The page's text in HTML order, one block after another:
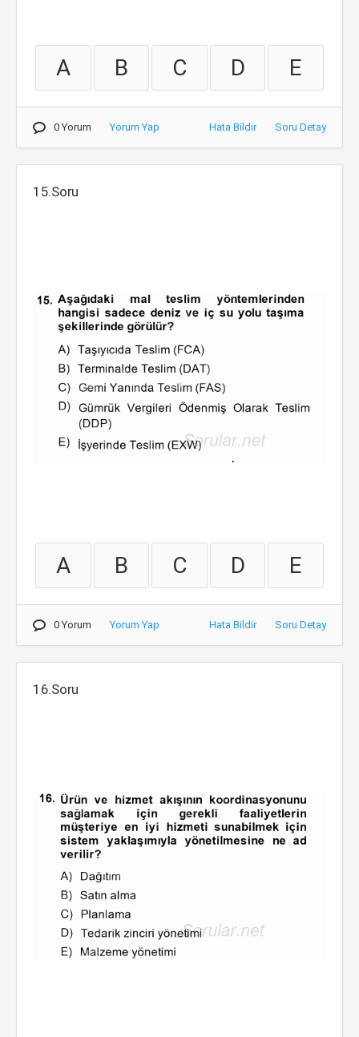
A B C D E
0 Yorum Yorum Yap Hata Bildir Soru Detay
15.Soru
A B C D E
0 Yorum Yorum Yap Hata Bildir Soru Detay
16.Soru